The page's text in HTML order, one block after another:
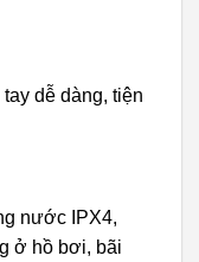
dễ dàng, tiện
nước IPX4,
ở hồ bơi, bãi